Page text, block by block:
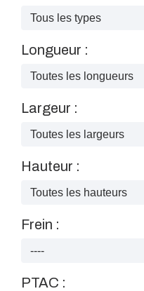
Longueur :
Largeur :
Hauteur :
Frein :
PTAC :